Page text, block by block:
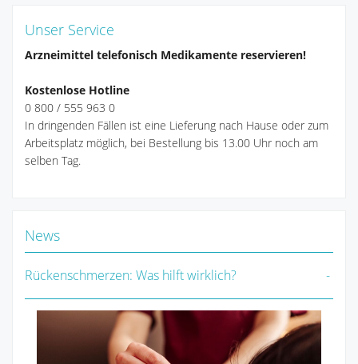
Unser Service
Arzneimittel telefonisch Medikamente reservieren!
Kostenlose Hotline
0 800 / 555 963 0
In dringenden Fällen ist eine Lieferung nach Hause oder zum
Arbeitsplatz möglich, bei Bestellung bis 13.00 Uhr noch am
selben Tag.
News
Rückenschmerzen: Was hilft wirklich?